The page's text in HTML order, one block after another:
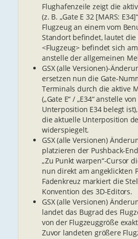
Flughafenzeile zeigt die
(z. B. „Gate E 32 [MARS:
Flugzeug an einem vom
Standort befindet, lautet die
<Flugzeug> befindet sich
anstelle der allgemeinen
GSX (alle Versionen)-
ersetzen nun die Gate-
Terminals durch die aktive
(„Gate E“ / „E34“ anstelle
Unterposition E34 belegt
die aktuelle Unterposition
widerspiegelt.
GSX (alle Versionen)
platzieren der Pushback-
„Zu Punkt warpen“-Cursor
nun direkt am angeklickten
Fadenkreuz markiert die
Konvention des 3D-Editors.
GSX (alle Versionen)
landet das Bugrad des
von der Flugzeuggröße
Zuvor landeten größere